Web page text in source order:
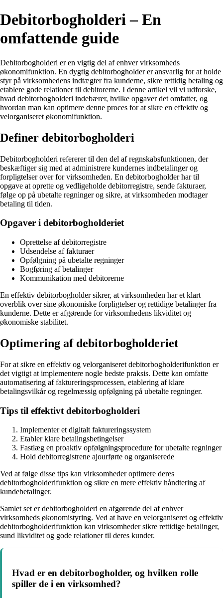
Debitorbogholderi – En
omfattende guide
Debitorbogholderi er en vigtig del af enhver virksomheds
økonomifunktion. En dygtig debitorbogholder er ansvarlig for at holde
styr på virksomhedens indtægter fra kunderne, sikre rettidig betaling og
etablere gode relationer til debitorerne. I denne artikel vil vi udforske,
hvad debitorbogholderi indebærer, hvilke opgaver det omfatter, og
hvordan man kan optimere denne proces for at sikre en effektiv og
velorganiseret økonomifunktion.
Definer debitorbogholderi
Debitorbogholderi refererer til den del af regnskabsfunktionen, der
beskæftiger sig med at administrere kundernes indbetalinger og
forpligtelser over for virksomheden. En debitorbogholder har til
opgave at oprette og vedligeholde debitorregistre, sende fakturaer,
følge op på ubetalte regninger og sikre, at virksomheden modtager
betaling til tiden.
Opgaver i debitorbogholderiet
Oprettelse af debitorregistre
Udsendelse af fakturaer
Opfølgning på ubetalte regninger
Bogføring af betalinger
Kommunikation med debitorerne
En effektiv debitorbogholder sikrer, at virksomheden har et klart
overblik over sine økonomiske forpligtelser og rettidige betalinger fra
kunderne. Dette er afgørende for virksomhedens likviditet og
økonomiske stabilitet.
Optimering af debitorbogholderiet
For at sikre en effektiv og velorganiseret debitorbogholderifunktion er
det vigtigt at implementere nogle bedste praksis. Dette kan omfatte
automatisering af faktureringsprocessen, etablering af klare
betalingsvilkår og regelmæssig opfølgning på ubetalte regninger.
Tips til effektivt debitorbogholderi
Implementer et digitalt faktureringssystem
Etabler klare betalingsbetingelser
Fastlæg en proaktiv opfølgningsprocedure for ubetalte regninger
Hold debitorregistrene ajourførte og organiserede
Ved at følge disse tips kan virksomheder optimere deres
debitorbogholderifunktion og sikre en mere effektiv håndtering af
kundebetalinger.
Samlet set er debitorbogholderi en afgørende del af enhver
virksomheds økonomistyring. Ved at have en velorganiseret og effektiv
debitorbogholderifunktion kan virksomheder sikre rettidige betalinger,
sund likviditet og gode relationer til deres kunder.
Hvad er en debitorbogholder, og hvilken rolle
spiller de i en virksomhed?